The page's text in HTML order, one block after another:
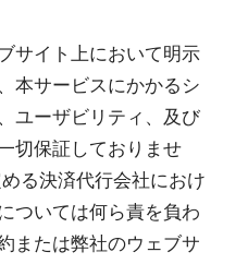
サイト上において明示
本サービスにかかるシ
ユーザビリティ、及び
切保証しておりませ
る決済代行会社におけ
ついては何ら責を負わ
または弊社のウェブサ